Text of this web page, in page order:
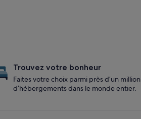
Trouvez votre bonheur
Faites votre choix parmi près d’un million
d’hébergements dans le monde entier.